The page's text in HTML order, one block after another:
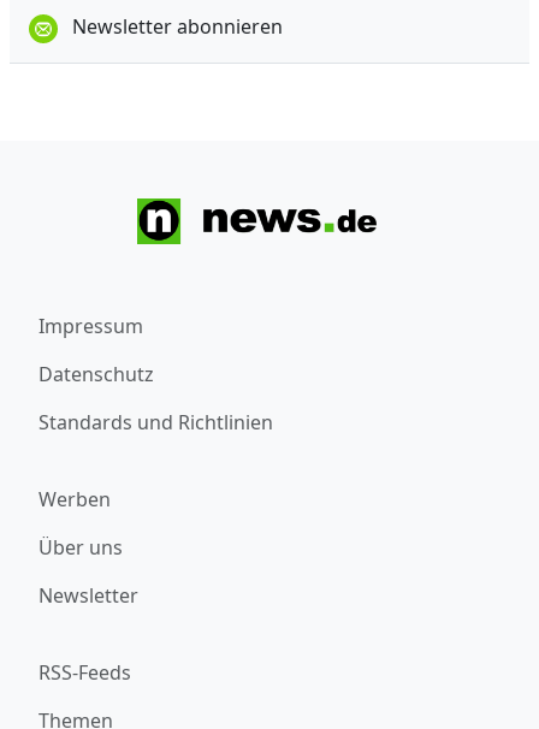
Newsletter abonnieren
Impressum
Datenschutz
Standards und Richtlinien
Werben
Über uns
Newsletter
RSS-Feeds
Themen